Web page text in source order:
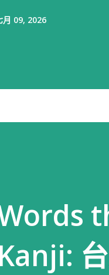
月 09, 2026
Kanji: